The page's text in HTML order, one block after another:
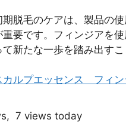
脱毛のケアは、製品の
要です。フィンジアを
新たな一歩を踏み出すこ
カルプエッセンス フィン
7 views today